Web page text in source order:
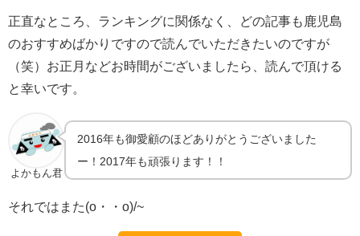
正直なところ、ランキングに関係なく、どの記事も鹿児島
のおすすめばかりですので読んでいただきたいのですが
（笑）お正月などお時間がございましたら、読んで頂ける
と幸いです。
よかもん君
2016年も御愛顧のほどありがとうございました
ー！2017年も頑張ります！！
それではまた(o・・o)/~